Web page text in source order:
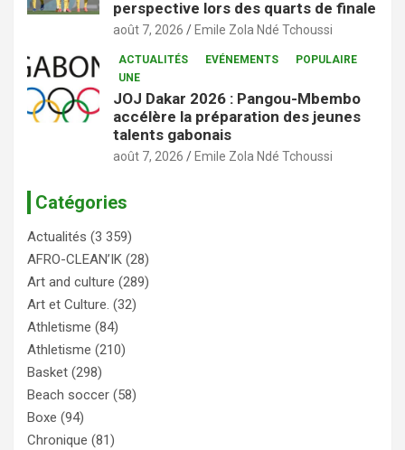
perspective lors des quarts de finale
août 7, 2026 Emile Zola Ndé Tchoussi
ACTUALITÉS EVÉNEMENTS
POPULAIRE
UNE
JOJ Dakar 2026 : Pangou-Mbembo
accélère la préparation des jeunes
talents gabonais
août 7, 2026 Emile Zola Ndé Tchoussi
Catégories
Actualités (3 359)
AFRO-CLEAN’IK (28)
Art and culture (289)
Art et Culture. (32)
Athletisme (84)
Athletisme (210)
Basket (298)
Beach soccer (58)
Boxe (94)
Chronique (81)